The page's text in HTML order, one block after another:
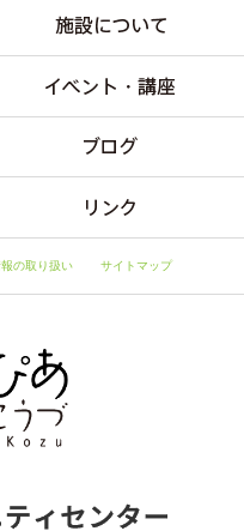
の取り扱い サイトマップ